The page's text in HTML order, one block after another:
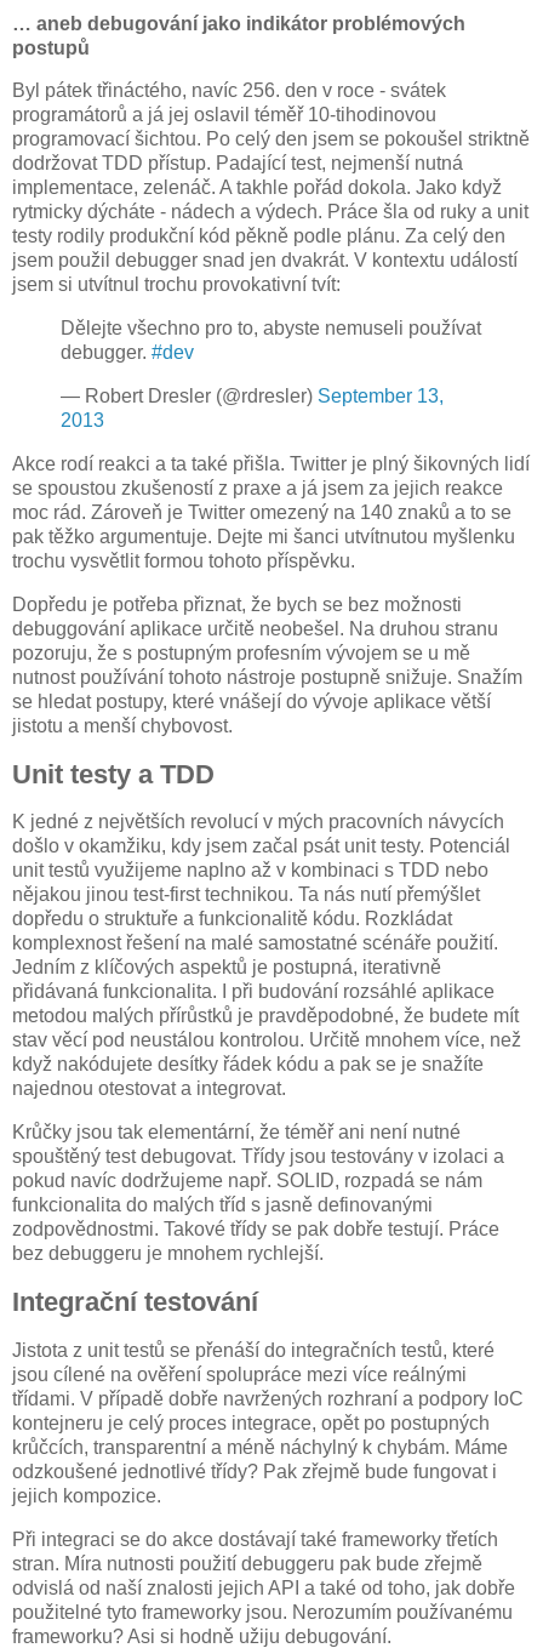
… aneb debugování jako indikátor problémových
postupů
Byl pátek třináctého, navíc 256. den v roce - svátek
programátorů a já jej oslavil téměř 10-tihodinovou
programovací šichtou. Po celý den jsem se pokoušel striktně
dodržovat TDD přístup. Padající test, nejmenší nutná
implementace, zelenáč. A takhle pořád dokola. Jako když
rytmicky dýcháte - nádech a výdech. Práce šla od ruky a unit
testy rodily produkční kód pěkně podle plánu. Za celý den
jsem použil debugger snad jen dvakrát. V kontextu událostí
jsem si utvítnul trochu provokativní tvít:
Dělejte všechno pro to, abyste nemuseli používat
debugger. #dev
— Robert Dresler (@rdresler) September 13,
2013
Akce rodí reakci a ta také přišla. Twitter je plný šikovných lidí
se spoustou zkušeností z praxe a já jsem za jejich reakce
moc rád. Zároveň je Twitter omezený na 140 znaků a to se
pak těžko argumentuje. Dejte mi šanci utvítnutou myšlenku
trochu vysvětlit formou tohoto příspěvku.
Dopředu je potřeba přiznat, že bych se bez možnosti
debuggování aplikace určitě neobešel. Na druhou stranu
pozoruju, že s postupným profesním vývojem se u mě
nutnost používání tohoto nástroje postupně snižuje. Snažím
se hledat postupy, které vnášejí do vývoje aplikace větší
jistotu a menší chybovost.
Unit testy a TDD
K jedné z největších revolucí v mých pracovních návycích
došlo v okamžiku, kdy jsem začal psát unit testy. Potenciál
unit testů využijeme naplno až v kombinaci s TDD nebo
nějakou jinou test-first technikou. Ta nás nutí přemýšlet
dopředu o struktuře a funkcionalitě kódu. Rozkládat
komplexnost řešení na malé samostatné scénáře použití.
Jedním z klíčových aspektů je postupná, iterativně
přidávaná funkcionalita. I při budování rozsáhlé aplikace
metodou malých přírůstků je pravděpodobné, že budete mít
stav věcí pod neustálou kontrolou. Určitě mnohem více, než
když nakódujete desítky řádek kódu a pak se je snažíte
najednou otestovat a integrovat.
Krůčky jsou tak elementární, že téměř ani není nutné
spouštěný test debugovat. Třídy jsou testovány v izolaci a
pokud navíc dodržujeme např. SOLID, rozpadá se nám
funkcionalita do malých tříd s jasně definovanými
zodpovědnostmi. Takové třídy se pak dobře testují. Práce
bez debuggeru je mnohem rychlejší.
Integrační testování
Jistota z unit testů se přenáší do integračních testů, které
jsou cílené na ověření spolupráce mezi více reálnými
třídami. V případě dobře navržených rozhraní a podpory IoC
kontejneru je celý proces integrace, opět po postupných
krůčcích, transparentní a méně náchylný k chybám. Máme
odzkoušené jednotlivé třídy? Pak zřejmě bude fungovat i
jejich kompozice.
Při integraci se do akce dostávají také frameworky třetích
stran. Míra nutnosti použití debuggeru pak bude zřejmě
odvislá od naší znalosti jejich API a také od toho, jak dobře
použitelné tyto frameworky jsou. Nerozumím používanému
frameworku? Asi si hodně užiju debugování.